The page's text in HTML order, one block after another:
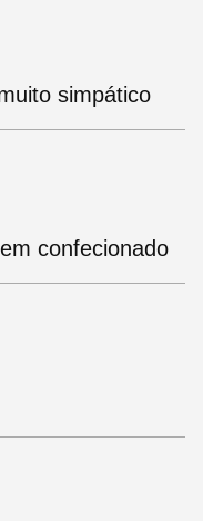
simpático
confecionado